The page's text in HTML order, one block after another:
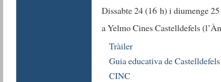
Dissabte 24 (16 h) i diumenge
a Yelmo Cines Castelldefels
Tràiler
Guia educativa de Castelldefels
CINC